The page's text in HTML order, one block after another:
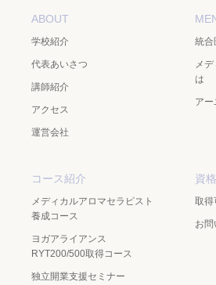
ABOUT
学校紹介
代表あいさつ
講師紹介
アクセス
運営会社
統合
メ
は
アー
コース紹介
メディカルアロマセラピスト
養成コース
ヨガアライアンス
RYT200/500取得コース
独立開業支援セミナー
資格
取得
お